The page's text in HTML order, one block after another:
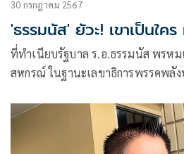
30 กรกฎาคม 2567
'ธรรมนัส' ยัวะ! เขาเป็นใค
ที่ทำเนียบรัฐบาล ร.อ.ธรรมนัส พรหม
สหกรณ์ ในฐานะเลขาธิการพรรคพลั